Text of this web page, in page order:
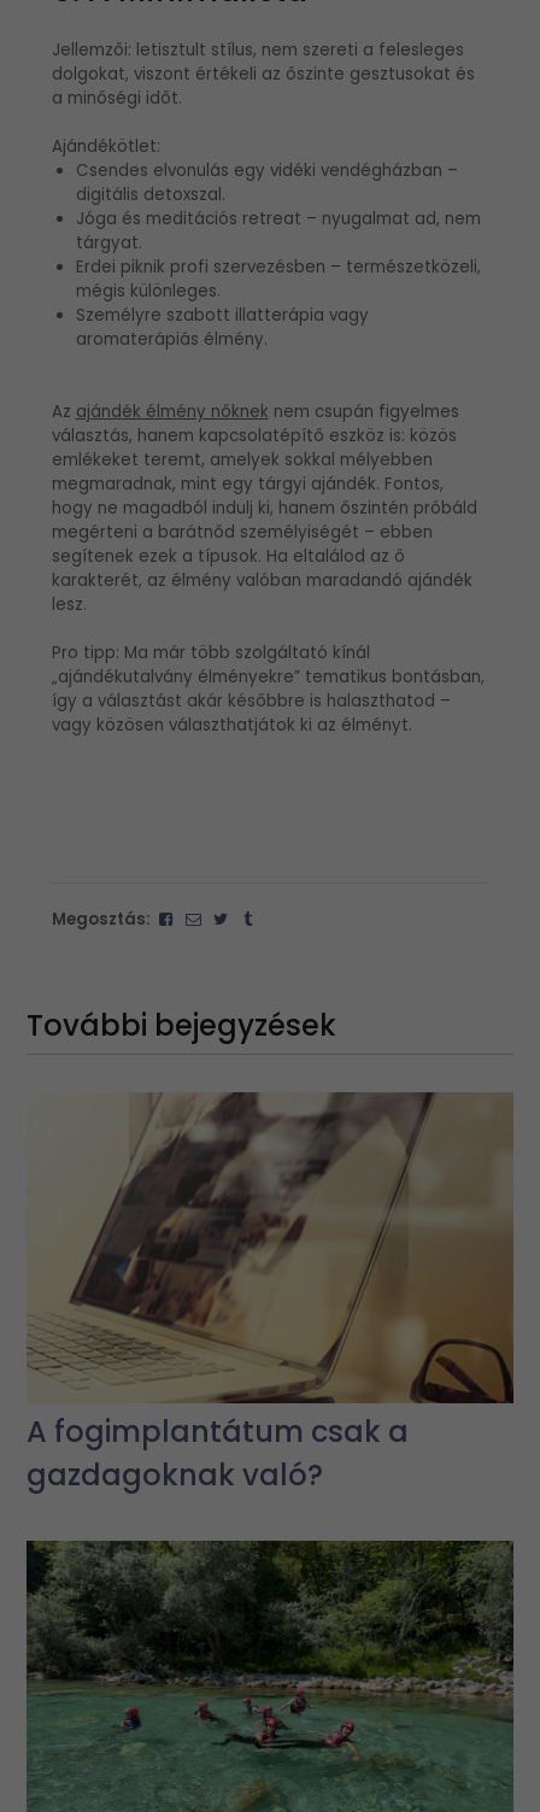
Jellemzői: letisztult stílus, nem szereti a felesleges
dolgokat, viszont értékeli az őszinte gesztusokat és
a minőségi időt.
Ajándékötlet:
Csendes elvonulás egy vidéki vendégházban –
digitális detoxszal.
Jóga és meditációs retreat – nyugalmat ad, nem
tárgyat.
Erdei piknik profi szervezésben – természetközeli,
mégis különleges.
Személyre szabott illatterápia vagy
aromaterápiás élmény.
Az ajándék élmény nőknek nem csupán figyelmes
választás, hanem kapcsolatépítő eszköz is: közös
emlékeket teremt, amelyek sokkal mélyebben
megmaradnak, mint egy tárgyi ajándék. Fontos,
hogy ne magadból indulj ki, hanem őszintén próbáld
megérteni a barátnőd személyiségét – ebben
segítenek ezek a típusok. Ha eltalálod az ő
karakterét, az élmény valóban maradandó ajándék
lesz.
Pro tipp: Ma már több szolgáltató kínál
„ajándékutalvány élményekre” tematikus bontásban,
így a választást akár későbbre is halaszthatod –
vagy közösen választhatjátok ki az élményt.
Megosztás:
További bejegyzések
A fogimplantátum csak a
gazdagoknak való?